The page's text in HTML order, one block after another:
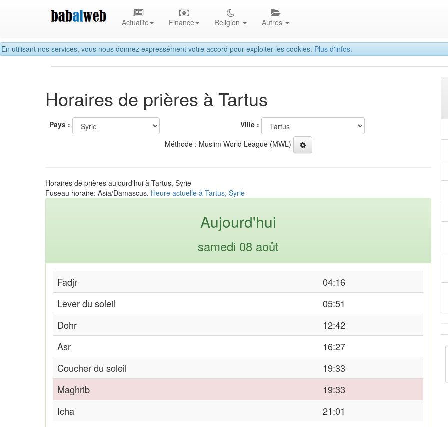
En utilisant nos services, vous nous donnez expressément votre accord pour exploiter les cookies. Plus d'infos.
Actualité Finance Religion Autres
Horaires de prières à Tartus
Pays :
Ville :
Méthode : Muslim World League (MWL)
Horaires de prières aujourd'hui à Tartus, Syrie
Fuseau horaire: Asia/Damascus. Heure actuelle à Tartus, Syrie
Aujourd'hui
samedi 08 août
Fadjr
04:16
Lever du soleil
05:51
Dohr
12:42
Asr
16:27
Coucher du soleil
19:33
Maghrib
19:33
Icha
21:01